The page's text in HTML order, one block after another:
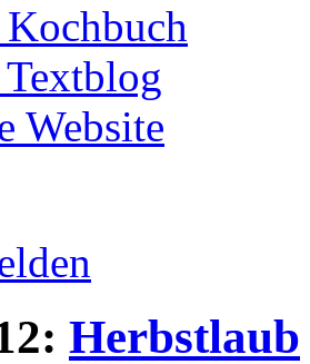
Website
Herbstlaub